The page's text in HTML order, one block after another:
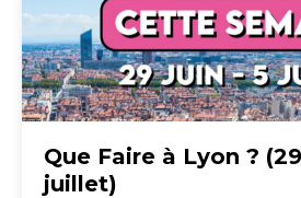
Que Faire à Lyon ?
juillet)